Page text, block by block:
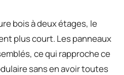
bois à deux étages, le
plus court. Les panneaux
ce qui rapproche ce
sans en avoir toutes